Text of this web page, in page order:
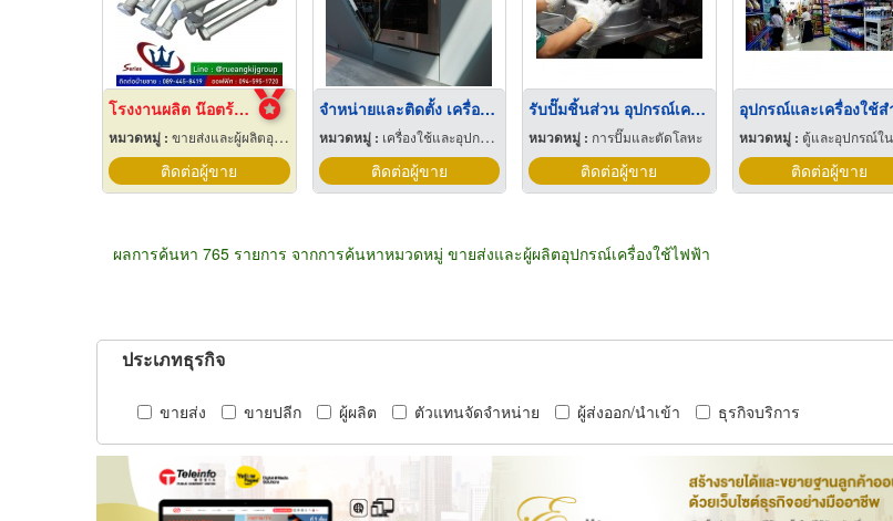
โรงงานผลิต น๊อตร้อยเสาไฟฟ้า ราคา
หมวดหมู่ : ขายส่งและผู้ผลิตอุปกรณ์เครื่องใช้ไฟฟ้า
ติดต่อผู้ขาย
จำหน่ายและติดตั้ง เครื่องใช้ไฟฟ้าในครัว
หมวดหมู่ : เครื่องใช้และอุปกรณ์ในการประกอบอาหารครัว
ติดต่อผู้ขาย
รับปั๊มชิ้นส่วน อุปกรณ์เครื่องใช้ไฟฟ้า
หมวดหมู่ : การปั๊มและตัดโลหะ
ติดต่อผู้ขาย
หมวดหมู่ : ตู้และอุปกรณ์ในการเลี้ยง
ติดต่อผู้ขาย
ผลการค้นหา 765 รายการ จากการค้นหาหมวดหมู่ ขายส่งและผู้ผลิตอุปกรณ์เครื่องใช้ไฟฟ้า
ประเภทธุรกิจ
ขายส่ง ขายปลีก ผู้ผลิต ตัวแทนจัดจำหน่าย ผู้ส่งออก/นำเข้า ธุรกิจบริการ